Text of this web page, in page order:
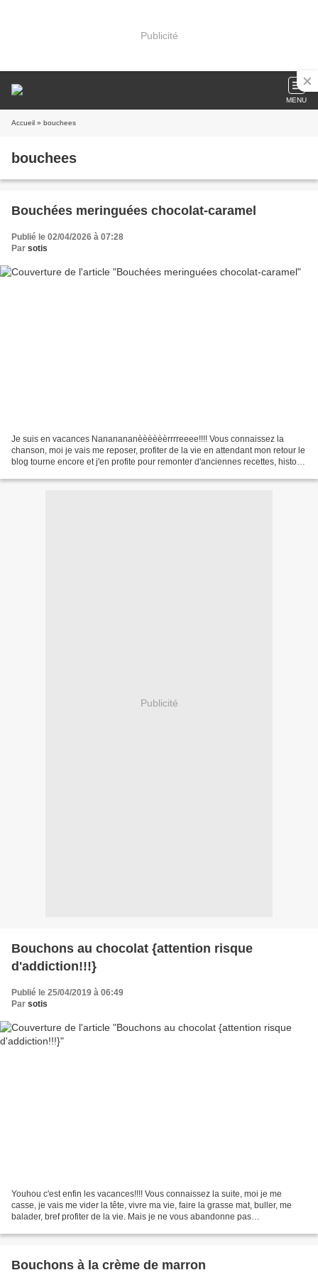
Publicité
MENU
Accueil » bouchees
bouchees
Bouchées meringuées chocolat-caramel
Publié le 02/04/2026 à 07:28
Par sotis
Je suis en vacances Nananananèèèèèèrrrreeee!!!! Vous connaissez la
chanson, moi je vais me reposer, profiter de la vie en attendant mon retour le
blog tourne encore et j'en profite pour remonter d'anciennes recettes, histoire
Publicité
Bouchons au chocolat {attention risque
d'addiction!!!}
Publié le 25/04/2019 à 06:49
Par sotis
Youhou c'est enfin les vacances!!!! Vous connaissez la suite, moi je me
casse, je vais me vider la tête, vivre ma vie, faire la grasse mat, buller, me
balader, bref profiter de la vie. Mais je ne vous abandonne pas
Bouchons à la crème de marron